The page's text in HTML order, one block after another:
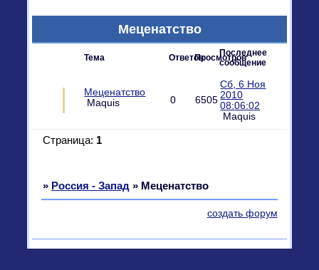
Меценатство
Тема ОтветовПросмотров
Последнее
сообщение
Меценатство
Maquis
0 6505
Сб, 6 Ноя
2010
08:06:02
Maquis
Страница: 1
» Россия - Запад » Меценатство
создать форум